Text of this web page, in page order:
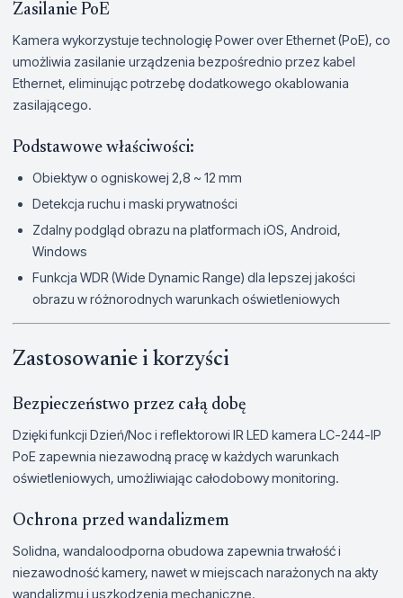
Zasilanie PoE
Kamera wykorzystuje technologię Power over Ethernet (PoE), co
umożliwia zasilanie urządzenia bezpośrednio przez kabel
Ethernet, eliminując potrzebę dodatkowego okablowania
zasilającego.
Podstawowe właściwości:
Obiektyw o ogniskowej 2,8 ~ 12 mm
Detekcja ruchu i maski prywatności
Zdalny podgląd obrazu na platformach iOS, Android,
Windows
Funkcja WDR (Wide Dynamic Range) dla lepszej jakości
obrazu w różnorodnych warunkach oświetleniowych
Zastosowanie i korzyści
Bezpieczeństwo przez całą dobę
Dzięki funkcji Dzień/Noc i reflektorowi IR LED kamera LC-244-IP
PoE zapewnia niezawodną pracę w każdych warunkach
oświetleniowych, umożliwiając całodobowy monitoring.
Ochrona przed wandalizmem
Solidna, wandaloodporna obudowa zapewnia trwałość i
niezawodność kamery, nawet w miejscach narażonych na akty
wandalizmu i uszkodzenia mechaniczne.